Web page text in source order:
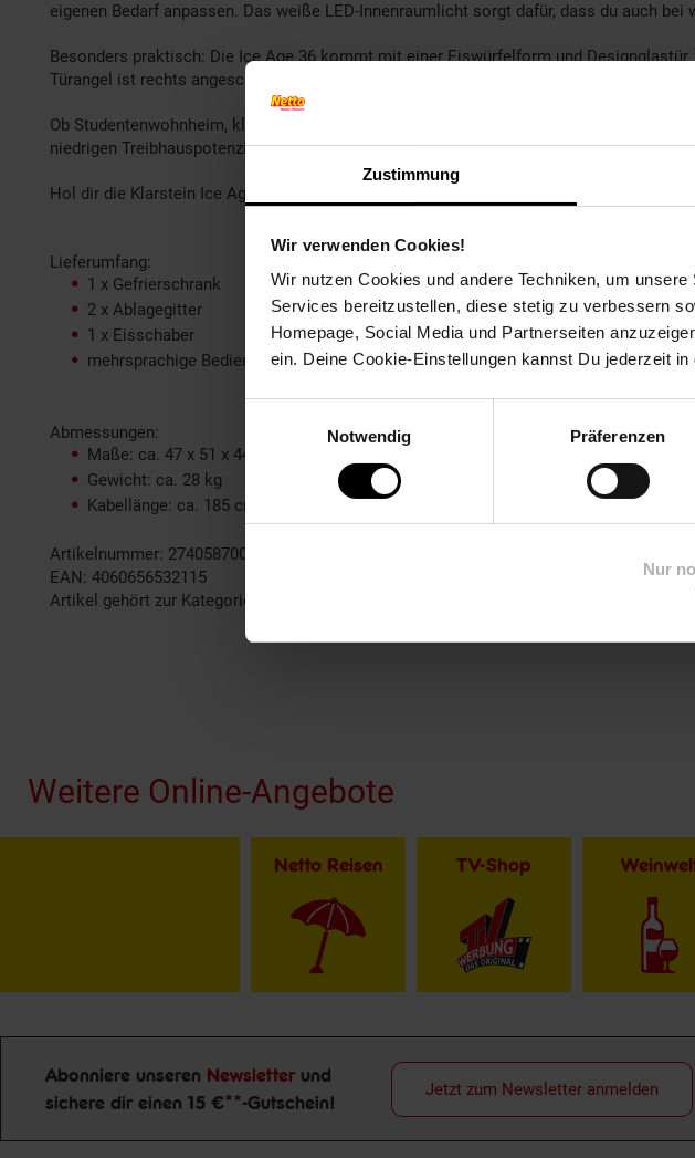
Zustimmung
Wir verwenden Cookies!
Wir nutzen Cookies und andere Techniken, um
Services bereitzustellen, diese stetig zu verbessern
Homepage, Social Media und Partnerseiten
ein. Deine Cookie-Einstellungen kannst Du jederzeit in
Notwendig
Präferenzen
Nur
eigenen Bedarf anpassen. Das weiße LED-Innenraumlicht sorgt dafür, dass du auch
Besonders praktisch: Die Ice Age 36 kommt mit einer Eiswürfelform und
Türangel ist rechts angeschlagen – ideal für die meisten Küchenaufstellungen.
Ob Studentenwohnheim, kleines Büro, Gartenhaus oder Wohnmobil: Diese Mini-
niedrigen Treibhauspotenzial aus.
Hol dir die Klarstein Ice Age 36 und genieß zuverlässiges Einfrieren auf kleinstem Raum.
Lieferumfang:
1 x Gefrierschrank
2 x Ablagegitter
1 x Eisschaber
mehrsprachige Bedienungsanleitung
Abmessungen:
Maße: ca. 47 x 51 x 44 cm (BxHxT)
Gewicht: ca. 28 kg
Kabellänge: ca. 185 cm
Artikelnummer: 2740587000
EAN: 4060656532115
Artikel gehört zur Kategorie:
Weitere Online-Angebote
Netto Reisen TV-Shop
Newsletter Anmeldung
Abonniere unseren Newsletter und
sichere dir einen 15 €**-Gutschein!
Jetzt zum Newsletter anmelden